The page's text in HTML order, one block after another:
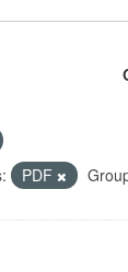
PDF